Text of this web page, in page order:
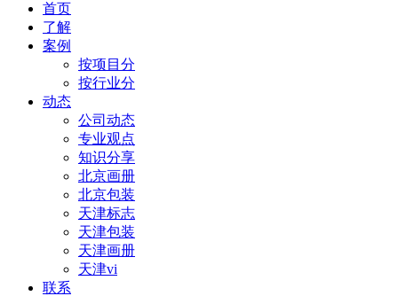
首页
了解
案例
按项目分
按行业分
动态
公司动态
专业观点
知识分享
北京画册
北京包装
天津标志
天津包装
天津画册
天津vi
联系